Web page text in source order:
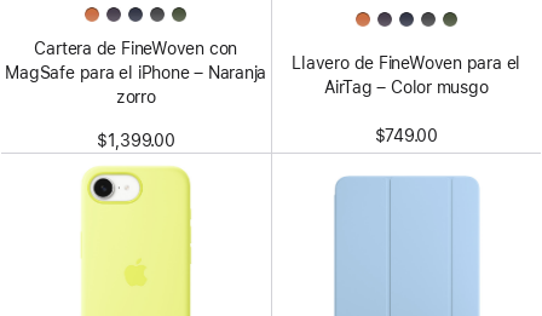
Cartera de FineWoven con
MagSafe para el iPhone – Naranja
zorro
$1,399.00
Llavero de FineWoven para el
AirTag – Color musgo
$749.00